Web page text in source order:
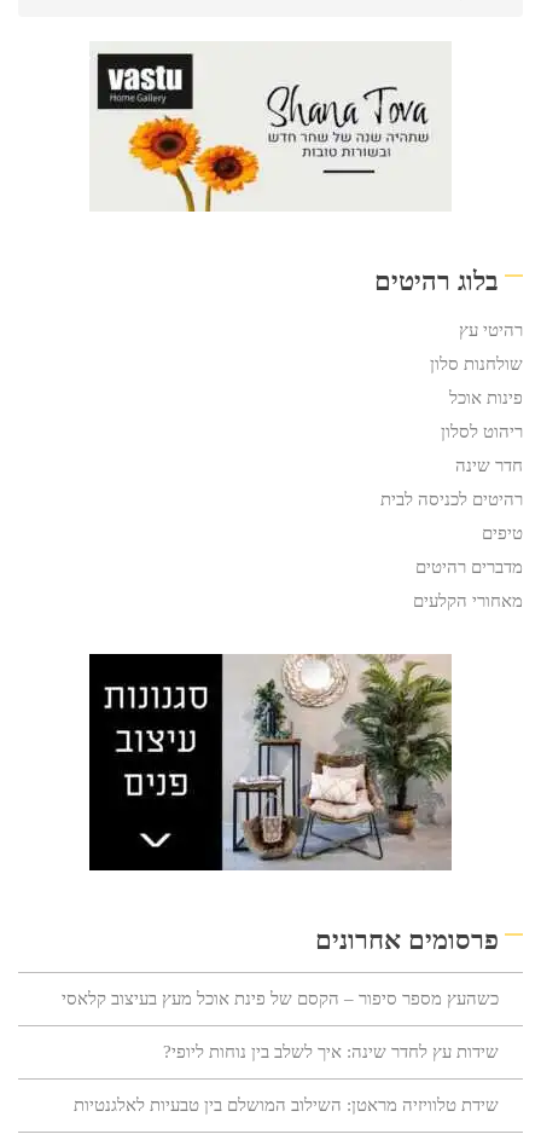
בלוג רהיטים
רהיטי עץ
שולחנות סלון
פינות אוכל
ריהוט לסלון
חדר שינה
רהיטים לכניסה לבית
טיפים
מדברים רהיטים
מאחורי הקלעים
פרסומים אחרונים
כשהעץ מספר סיפור – הקסם של פינת אוכל מעץ בעיצוב קלאסי
שידות עץ לחדר שינה: איך לשלב בין נוחות ליופי?
שידת טלוויזיה מראטן: השילוב המושלם בין טבעיות לאלגנטיות